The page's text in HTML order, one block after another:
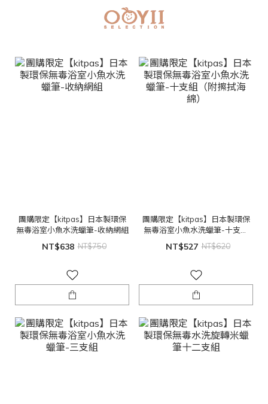
團購限定【kitpas】日本製環保
無毒浴室小魚水洗蠟筆-收納網組
NT$638 NT$750
團購限定【kitpas】日本製環保
無毒浴室小魚水洗蠟筆-十支組
（附擦拭海綿）
NT$527 NT$620